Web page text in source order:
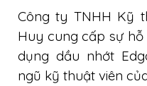
Công ty TNHH Kỹ
Huy cung cấp sự
dụng dầu nhớt
ngũ kỹ thuật viên